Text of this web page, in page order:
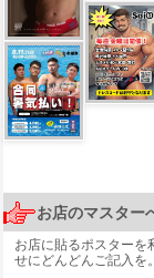
お店のマスター
お店に貼るポスターを
せにどんどんご記入を。